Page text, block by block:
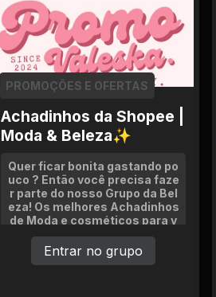
Achadinhos da Shopee |
Moda & Beleza✨
PROMOÇÕES E OFERTAS
Quer ficar bonita gastando po
uco ? Então você precisa faze
r parte do nosso Grupo da Bel
eza! Os melhores Achadinhos
de Moda e cosméticos para v
ocê ! Vemmmm!
Entrar no grupo